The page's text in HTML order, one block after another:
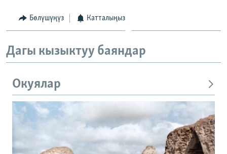
Бөлүшүңүз Катталыңыз
Дагы кызыктуу баяндар
Окуялар